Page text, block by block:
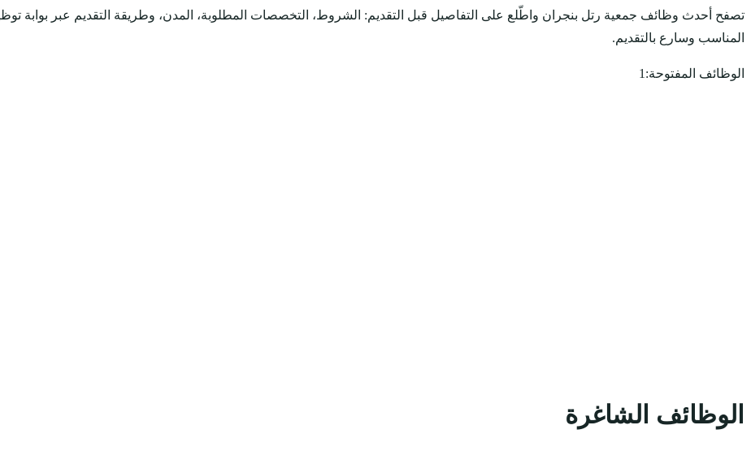
تصفح أحدث وظائف جمعية رتل بنجران واطّلع على التفاصيل قبل التقديم: الشروط، التخصصات المطلوبة، المدن، وطريقة التقديم عبر بوابة
المناسب وسارع بالتقديم.
الوظائف المفتوحة: 1
الوظائف الشاغرة